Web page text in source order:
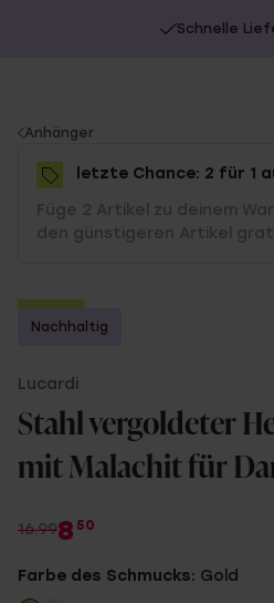
Schnelle
You
are
here:
Anhänger
letzte Chance: 2 für 1
Füge 2 Artikel zu deinem
den günstigeren Artikel
-50%
Nachhaltig
Lucardi
Stahl vergoldeter
mit Malachit für
16.998 50
Farbe des Schmucks: Gold